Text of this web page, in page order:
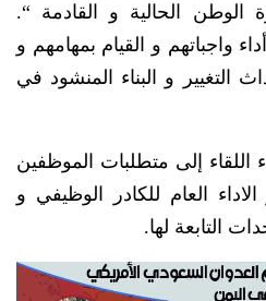
الوطن الحالية و القادمة “.
واجباتهم و القيام بمهامهم و
التغيير و البناء المنشود في
اللقاء إلى متطلبات الموظفين
العام للكادر الوظيفي و
التابعة لها.